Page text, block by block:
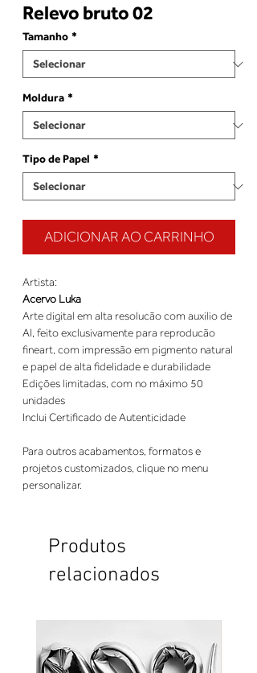
Relevo bruto 02
Tamanho *
Moldura *
Tipo de Papel *
ADICIONAR AO CARRINHO
Artista:
Acervo Luka
Arte digital em alta resolucão com auxilio de
AI, feito exclusivamente para reproducão
fineart, com impressão em pigmento natural
e papel de alta fidelidade e durabilidade
Edições limitadas, com no máximo 50
unidades
Inclui Certificado de Autenticidade
Para outros acabamentos, formatos e
projetos customizados, clique no menu
personalizar.
Produtos
relacionados